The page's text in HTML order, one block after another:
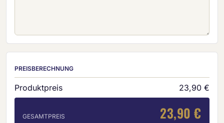
PREISBERECHNUNG
Produktpreis 23,90 €
GESAMTPREIS 23,90 €